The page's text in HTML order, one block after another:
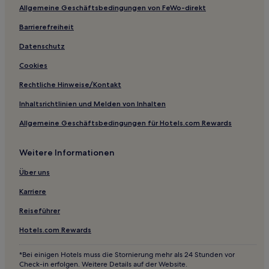
Hotels nahe Straßenbahnhaltestelle Marktplatz
Hotels nahe Straßenbahnhaltestelle S Friedrichshagen
Hotels nahe Haltestelle Kalenderplatz
Allgemeine Geschäftsbedingungen von FeWo-direkt
Barrierefreiheit
Datenschutz
Cookies
Rechtliche Hinweise/Kontakt
Inhaltsrichtlinien und Melden von Inhalten
Allgemeine Geschäftsbedingungen für Hotels.com Rewards
Weitere Informationen
Über uns
Karriere
Reiseführer
Hotels.com Rewards
*Bei einigen Hotels muss die Stornierung mehr als 24 Stunden vor
Check-in erfolgen. Weitere Details auf der Website.